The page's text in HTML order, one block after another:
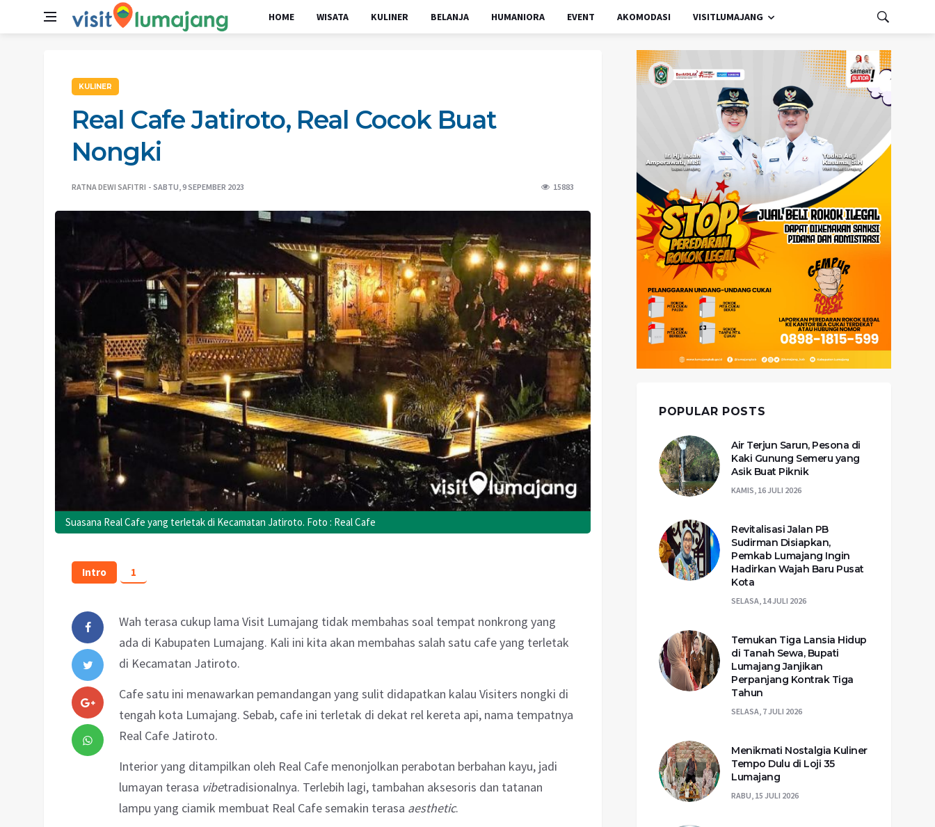
HOME WISATA KULINER BELANJA HUMANIORA EVENT AKOMODASI VISITLUMAJANG
KULINER
Real Cafe Jatiroto, Real Cocok Buat
Nongki
RATNA DEWI SAFITRI SABTU, 9 SEPEMBER 2023 15883
Suasana Real Cafe yang terletak di Kecamatan Jatiroto. Foto : Real Cafe
Intro 1
Wah terasa cukup lama Visit Lumajang tidak membahas soal tempat nonkrong yang
ada di Kabupaten Lumajang. Kali ini kita akan membahas salah satu cafe yang terletak
di Kecamatan Jatiroto.
Cafe satu ini menawarkan pemandangan yang sulit didapatkan kalau Visiters nongki di
tengah kota Lumajang. Sebab, cafe ini terletak di dekat rel kereta api, nama tempatnya
Real Cafe Jatiroto.
Interior yang ditampilkan oleh Real Cafe menonjolkan perabotan berbahan kayu, jadi
lumayan terasa vibetradisionalnya. Terlebih lagi, tambahan aksesoris dan tatanan
lampu yang ciamik membuat Real Cafe semakin terasa aesthetic.
POPULAR POSTS
Air Terjun Sarun, Pesona di
Kaki Gunung Semeru yang
Asik Buat Piknik
KAMIS, 16 JULI 2026
Revitalisasi Jalan PB
Sudirman Disiapkan,
Pemkab Lumajang Ingin
Hadirkan Wajah Baru Pusat
Kota
SELASA, 14 JULI 2026
Temukan Tiga Lansia Hidup
di Tanah Sewa, Bupati
Lumajang Janjikan
Perpanjang Kontrak Tiga
Tahun
SELASA, 7 JULI 2026
Menikmati Nostalgia Kuliner
Tempo Dulu di Loji 35
Lumajang
RABU, 15 JULI 2026